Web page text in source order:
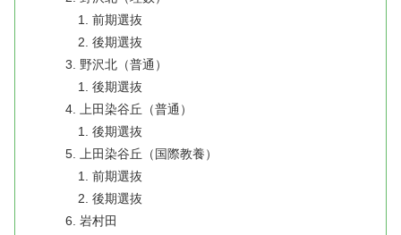
前期選抜
後期選抜
野沢北（普通）
後期選抜
上田染谷丘（普通）
後期選抜
上田染谷丘（国際教養）
前期選抜
後期選抜
岩村田